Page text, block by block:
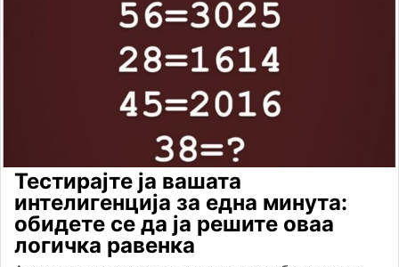
Тестирајте ја вашата
интелигенција за една минута:
обидете се да ја решите оваа
логичка равенка